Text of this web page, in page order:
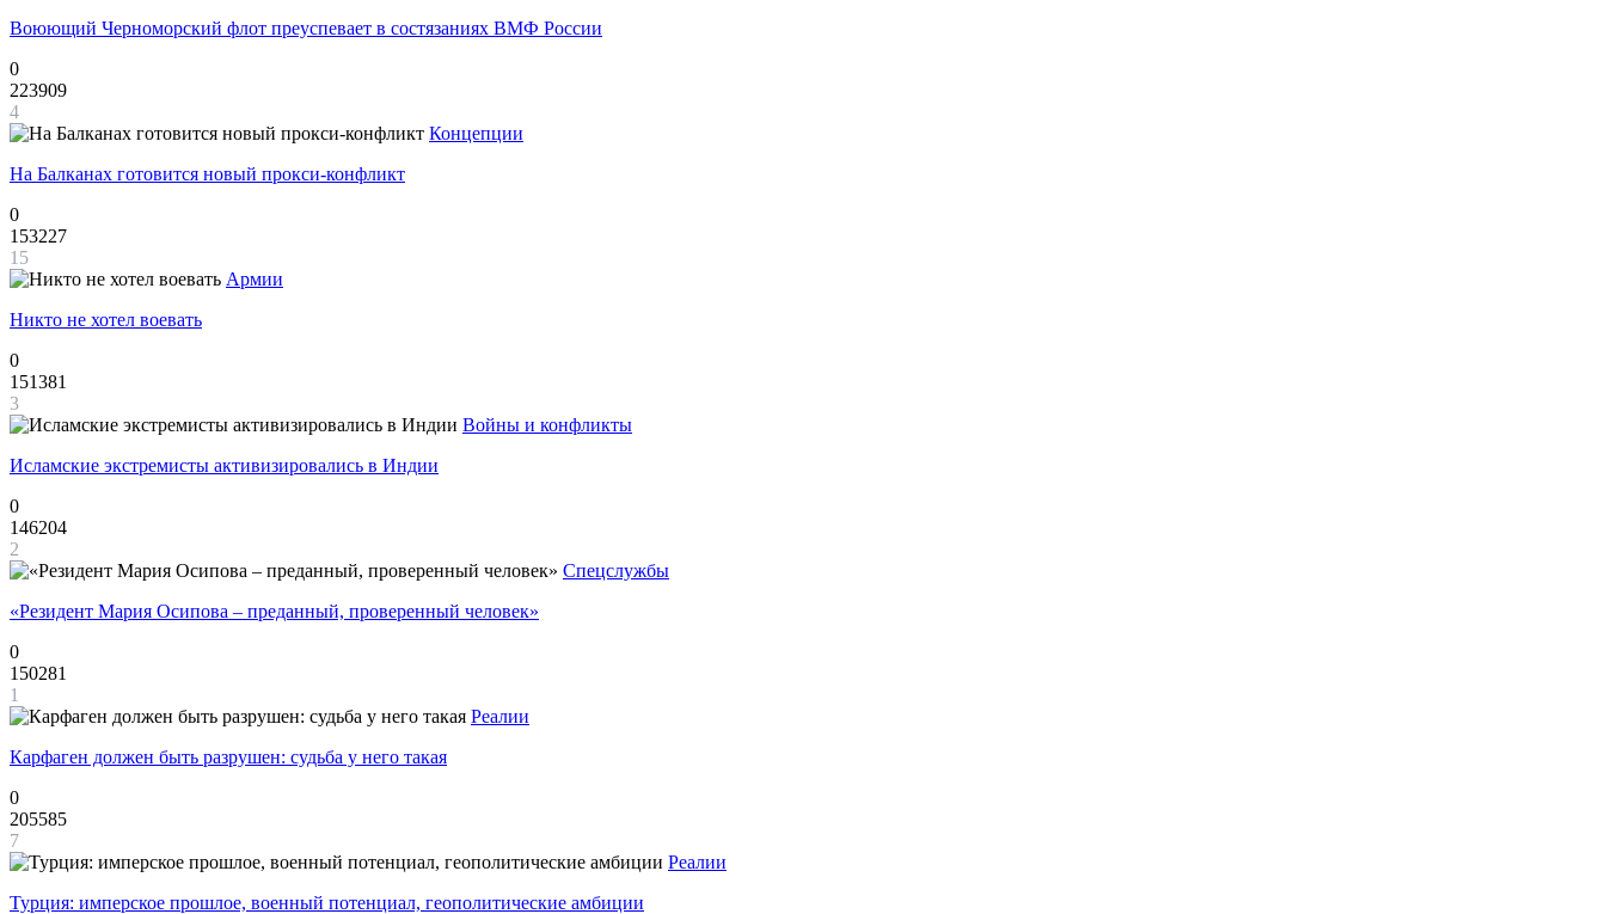
Воюющий Черноморский флот преуспевает в состязаниях ВМФ России
0
223909
4
Концепции
На Балканах готовится новый прокси-конфликт
0
153227
15
Армии
Никто не хотел воевать
0
151381
3
Войны и конфликты
Исламские экстремисты активизировались в Индии
0
146204
2
Спецслужбы
«Резидент Мария Осипова – преданный, проверенный человек»
0
150281
1
Реалии
Карфаген должен быть разрушен: судьба у него такая
0
205585
7
Реалии
Турция: имперское прошлое, военный потенциал, геополитические амбиции